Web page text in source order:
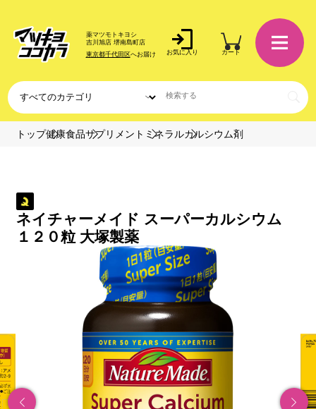
薬マツモトキヨシ
吉川旭店 堺南島町店
東京都千代田区へお届け お気に入り カート
トップ健康食品サプリメント ミネラルカルシウム剤
ネイチャーメイド スーパーカルシウム
１２０粒 大塚製薬